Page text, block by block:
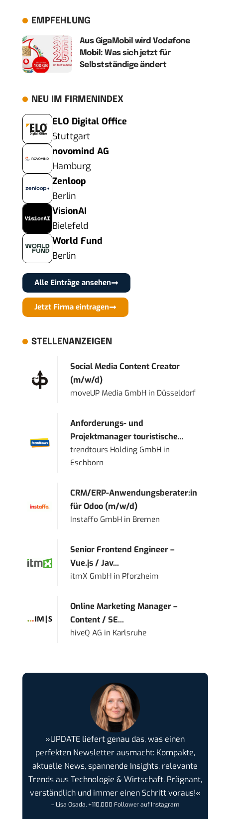
EMPFEHLUNG
Aus GigaMobil wird Vodafone
Mobil: Was sich jetzt für
Selbstständige ändert
NEU IM FIRMENINDEX
ELO Digital Office
Stuttgart
novomind AG
Hamburg
Zenloop
Berlin
VisionAI
Bielefeld
World Fund
Berlin
Alle Einträge ansehen
Jetzt Firma eintragen
STELLENANZEIGEN
Social Media Content Creator
(m/w/d)
moveUP Media GmbH in Düsseldorf
Anforderungs- und
Projektmanager touristische...
trendtours Holding GmbH in
Eschborn
CRM/ERP-Anwendungsberater:in
für Odoo (m/w/d)
Instaffo GmbH in Bremen
Senior Frontend Engineer –
Vue.js / Jav...
itmX GmbH in Pforzheim
Online Marketing Manager –
Content / SE...
hiveQ AG in Karlsruhe
»UPDATE liefert genau das, was einen
perfekten Newsletter ausmacht: Kompakte,
aktuelle News, spannende Insights, relevante
Trends aus Technologie & Wirtschaft. Prägnant,
verständlich und immer einen Schritt voraus!«
– Lisa Osada, +110.000 Follower auf Instagram